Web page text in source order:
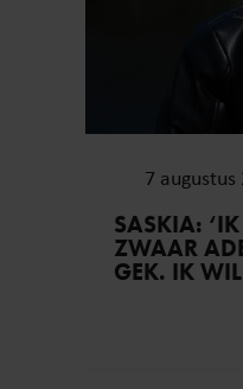
7 augustus
SASKIA:
ZWAAR
GEK. IK